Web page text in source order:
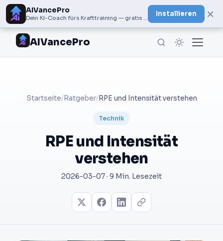
AIVancePro
Dein KI-Coach fürs Krafttraining — gratis bei Google Play
Installieren ×
AIVancePro
Startseite/ Ratgeber/ RPE und Intensität verstehen
Technik
RPE und Intensität
verstehen
2026-03-07 · 9 Min. Lesezeit